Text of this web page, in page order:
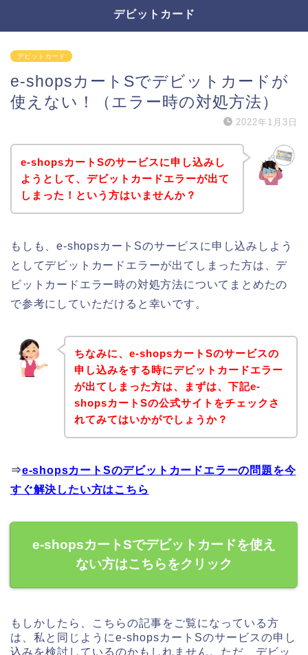
デビットカード
デビットカード
e-shopsカートSでデビットカードが
使えない！（エラー時の対処方法）
2022年1月3日
e-shopsカートSのサービスに申し込みし
ようとして、デビットカードエラーが出て
しまった！という方はいませんか？
もしも、e-shopsカートSのサービスに申し込みしよう
としてデビットカードエラーが出てしまった方は、デ
ビットカードエラー時の対処方法についてまとめたの
で参考にしていただけると幸いです。
ちなみに、e-shopsカートSのサービスの
申し込みをする時にデビットカードエラー
が出てしまった方は、まずは、下記e-
shopsカートSの公式サイトをチェックさ
れてみてはいかがでしょうか？
⇒e-shopsカートSのデビットカードエラーの問題を今
すぐ解決したい方はこちら
e-shopsカートSでデビットカードを使え
ない方はこちらをクリック
もしかしたら、こちらの記事をご覧になっている方
は、私と同じようにe-shopsカートSのサービスの申し
込みを検討しているのかもしれません。ただ、デビッ